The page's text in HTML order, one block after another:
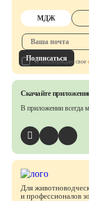
Для
и профессионалов
МДЖ
Подписаться
Я подтверждаю свое
Скачайте
В приложении всегда